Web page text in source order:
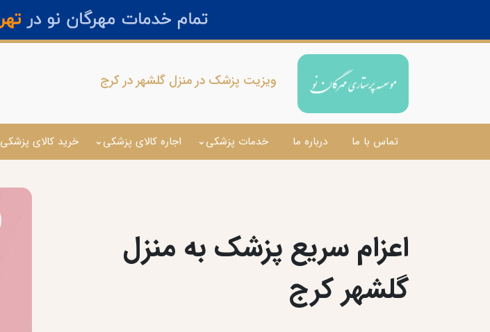
ویزیت پزشک در منزل گلشهر در کرج
تماس با ما درباره ما خدمات پزشکی اجاره کالای پزشکی خرید کالای پزشکی
اعزام سریع پزشک به منزل
گلشهر کرج